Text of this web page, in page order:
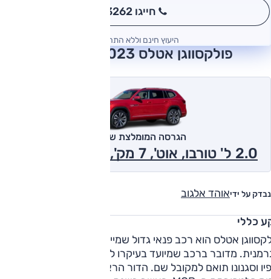
חייגו 3262
היעוץ חינם וללא התחייבות
פולקסווגן אטלס 2023 חוות דעת
נבדק על ידיאוהד אלגוב
הגרסה המומלצת של אוטו
2.0 ל' טורבו, אוט', 7 מק', SE, 2x4 2023
כללי
אטלס הוא רכב פנאי גדול שמייצרת קבוצת הרכב
מדובר ברכב שמיועד בעיקרו לשוק הצפון אמריקאי ולכן